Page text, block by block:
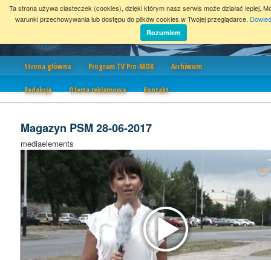
Strona główna Program TV Pro-MOK Archiwum
Redakcja Oferta reklamowa Kontakt
Magazyn PSM 28-06-2017
mediaelements
Ta strona używa ciasteczek (cookies), dzięki którym nasz serwis może działać lepiej.
warunki przechowywania lub dostępu do plików cookies w Twojej przeglądarce.
Rozumiem